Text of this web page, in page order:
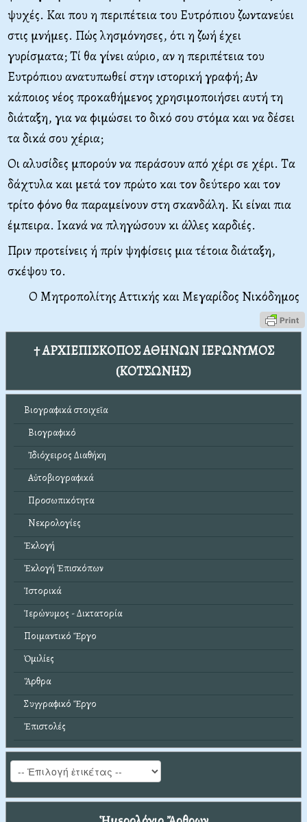
ψυχές. Και που η περιπέτεια του Ευτρόπιου ζωντανεύει
στις μνήμες. Πώς λησμόνησες, ότι η ζωή έχει
γυρίσματα; Τί θα γίνει αύριο, αν η περιπέτεια του
Ευτρόπιου ανατυπωθεί στην ιστορική γραφή; Αν
κάποιος νέος προκαθήμενος χρησιμοποιήσει αυτή τη
διάταξη, για να φιμώσει το δικό σου στόμα και να δέσει
τα δικά σου χέρια;
Οι αλυσίδες μπορούν να περάσουν από χέρι σε χέρι. Τα
δάχτυλα και μετά τον πρώτο και τον δεύτερο και τον
τρίτο φόνο θα παραμείνουν στη σκανδάλη. Κι είναι πια
έμπειρα. Ικανά να πληγώσουν κι άλλες καρδιές.
Πριν προτείνεις ή πρίν ψηφίσεις μια τέτοια διάταξη,
σκέψου το.
Ο Μητροπολίτης Αττικής και Μεγαρίδος Νικόδημος
† ΑΡΧΙΕΠΙΣΚΟΠΟΣ ΑΘΗΝΩΝ ΙΕΡΩΝΥΜΟΣ
(ΚΟΤΣΩΝΗΣ)
Βιογραφικά στοιχεῖα
Βιογραφικό
Ἰδιόχειρος Διαθήκη
Αὐτοβιογραφικά
Προσωπικότητα
Νεκρολογίες
Ἐκλογή
Ἐκλογή Ἐπισκόπων
Ἱστορικά
Ἱερώνυμος - Δικτατορία
Ποιμαντικό Ἔργο
Ὁμιλίες
Ἄρθρα
Συγγραφικό Ἔργο
Ἐπιστολές